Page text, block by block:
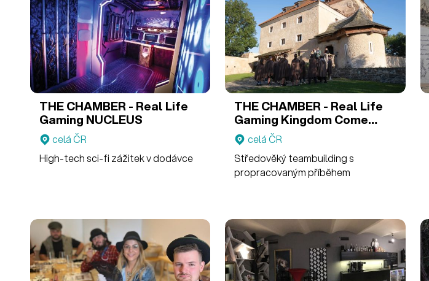
THE CHAMBER - Real Life
Gaming NUCLEUS
celá ČR
High-tech sci-fi zážitek v dodávce
THE CHAMBER - Real Life
Gaming Kingdom Come
Experience
celá ČR
Středověký teambuilding s
propracovaným příběhem